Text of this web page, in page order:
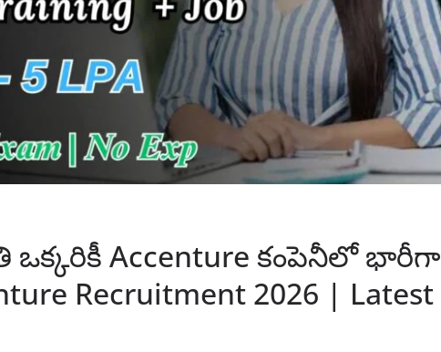
ఒక్కరికీ Accenture కంపెనీలో భారీగా
Recruitment 2026 | Latest